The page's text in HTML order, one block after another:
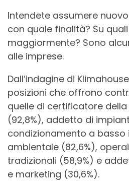
Intendete assumere
con quale finalità? Su
maggiormente? Sono
alle imprese.
Dall’indagine di
posizioni che offrono
quelle di certificatore
(92,8%), addetto di
condizionamento a
ambientale (82,6%),
tradizionali (58,9%) e
e marketing (30,6%).